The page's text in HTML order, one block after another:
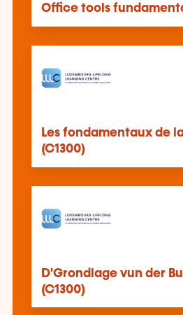
Office tools
Les fondamentaux de
(C1300)
D'Grondlage vun der
(C1300)